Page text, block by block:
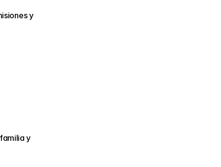
y
y